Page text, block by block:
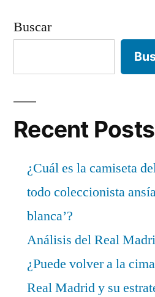
Buscar
Recent Posts
¿Cuál es la camiseta
todo coleccionista
blanca’?
Análisis del Real
¿Puede volver a la
Real Madrid y su